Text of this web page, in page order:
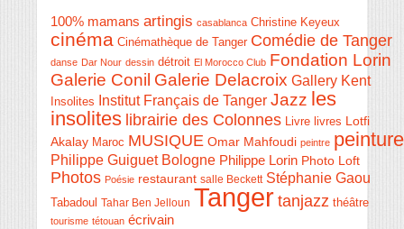
100% mamans artingis casablanca Christine Keyeux
cinéma Cinémathèque de Tanger Comédie de Tanger
danse Dar Nour dessin détroit El Morocco Club Fondation Lorin
Galerie Conil Galerie Delacroix Gallery Kent
Insolites Institut Français de Tanger Jazz les
insolites librairie des Colonnes Livre livres Lotfi
Akalay Maroc MUSIQUE Omar Mahfoudi peintre peinture
Philippe Guiguet Bologne Philippe Lorin Photo Loft
Photos Poésie restaurant salle Beckett Stéphanie Gaou
Tabadoul Tahar Ben Jelloun Tanger tanjazz théâtre
tourisme tétouan écrivain